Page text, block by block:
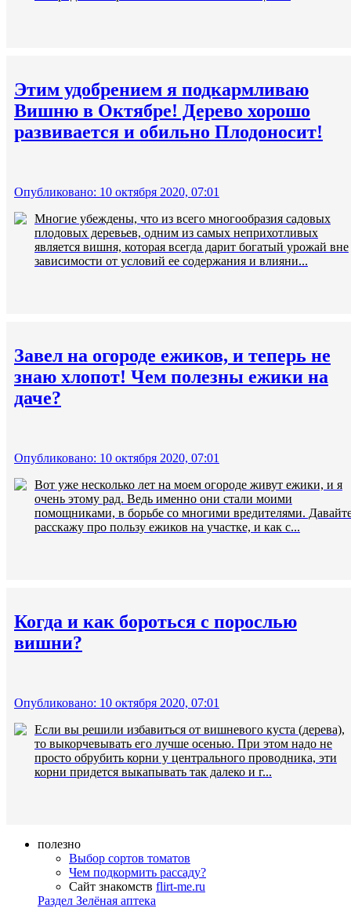
Этим удобрением я подкармливаю
Вишню в Октябре! Дерево хорошо
развивается и обильно Плодоносит!
Опубликовано: 10 октября 2020, 07:01
Многие убеждены, что из всего многообразия садовых
плодовых деревьев, одним из самых неприхотливых
является вишня, которая всегда дарит богатый урожай вне
зависимости от условий ее содержания и влияни...
Завел на огороде ежиков, и теперь не
знаю хлопот! Чем полезны ежики на
даче?
Опубликовано: 10 октября 2020, 07:01
Вот уже несколько лет на моем огороде живут ежики, и я
очень этому рад. Ведь именно они стали моими
помощниками, в борьбе со многими вредителями.
расскажу про пользу ежиков на участке, и как с...
Когда и как бороться с порослью
вишни?
Опубликовано: 10 октября 2020, 07:01
Если вы решили избавиться от вишневого куста (дерева),
то выкорчевывать его лучше осенью. При этом надо не
просто обрубить корни у центрального проводника, эти
корни придется выкапывать так далеко и г...
полезно
Выбор сортов томатов
Чем подкормить рассаду?
Сайт знакомств flirt-me.ru
Раздел Зелёная аптека